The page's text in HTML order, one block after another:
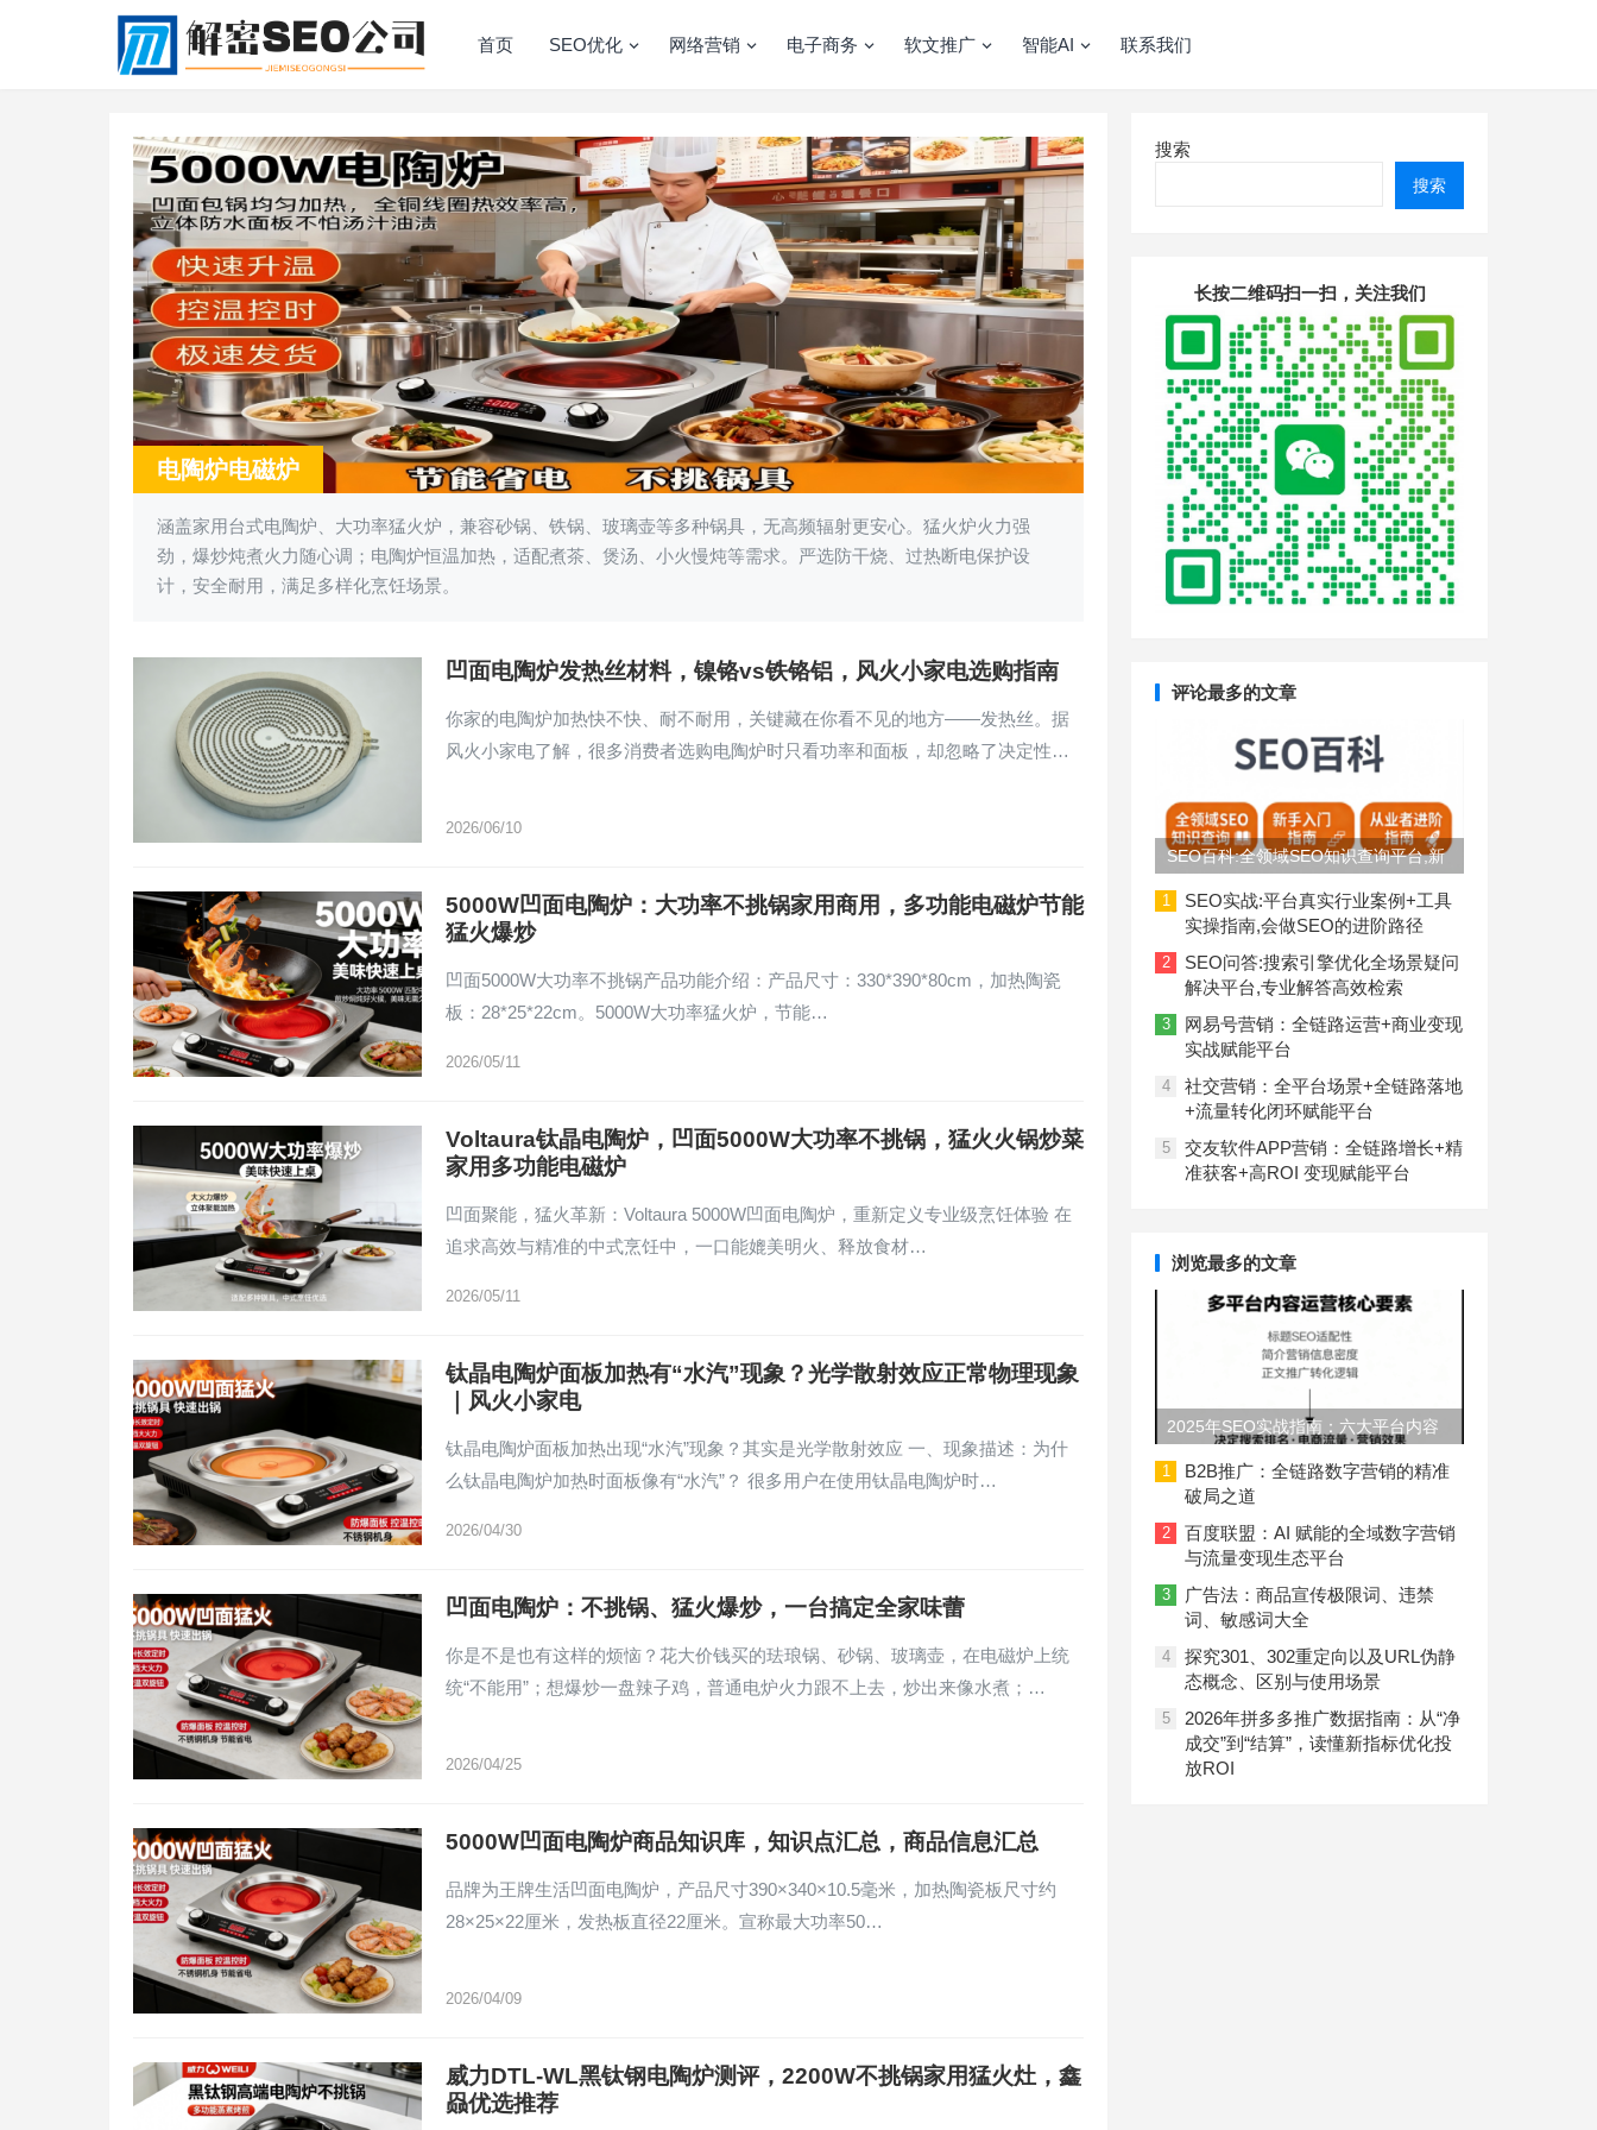
首页 SEO优化 网络营销 电子商务 软文推广 智能AI 联系我们
电陶炉电磁炉
涵盖家用台式电陶炉、大功率猛火炉，兼容砂锅、铁锅、玻璃壶等多种锅具，无高频辐射更安心。猛火炉火力强
劲，爆炒炖煮火力随心调；电陶炉恒温加热，适配煮茶、煲汤、小火慢炖等需求。严选防干烧、过热断电保护设
计，安全耐用，满足多样化烹饪场景。
凹面电陶炉发热丝材料，镍铬vs铁铬铝，风火小家电选购指南
你家的电陶炉加热快不快、耐不耐用，关键藏在你看不见的地方——发热丝。据
风火小家电了解，很多消费者选购电陶炉时只看功率和面板，却忽略了决定性…
2026/06/10
5000W凹面电陶炉：大功率不挑锅家用商用，多功能电磁炉节能
猛火爆炒
凹面5000W大功率不挑锅产品功能介绍：产品尺寸：330*390*80cm，加热陶瓷
板：28*25*22cm。5000W大功率猛火炉，节能…
2026/05/11
Voltaura钛晶电陶炉，凹面5000W大功率不挑锅，猛火火锅炒菜
家用多功能电磁炉
凹面聚能，猛火革新：Voltaura 5000W凹面电陶炉，重新定义专业级烹饪体验 在
追求高效与精准的中式烹饪中，一口能媲美明火、释放食材…
2026/05/11
钛晶电陶炉面板加热有“水汽”现象？光学散射效应正常物理现象
｜风火小家电
钛晶电陶炉面板加热出现“水汽”现象？其实是光学散射效应 一、现象描述：为什
么钛晶电陶炉加热时面板像有“水汽”？ 很多用户在使用钛晶电陶炉时…
2026/04/30
凹面电陶炉：不挑锅、猛火爆炒，一台搞定全家味蕾
你是不是也有这样的烦恼？花大价钱买的珐琅锅、砂锅、玻璃壶，在电磁炉上统
统“不能用”；想爆炒一盘辣子鸡，普通电炉火力跟不上去，炒出来像水煮；…
2026/04/25
5000W凹面电陶炉商品知识库，知识点汇总，商品信息汇总
品牌为王牌生活凹面电陶炉，产品尺寸390×340×10.5毫米，加热陶瓷板尺寸约
28×25×22厘米，发热板直径22厘米。宣称最大功率50…
2026/04/09
威力DTL-WL黑钛钢电陶炉测评，2200W不挑锅家用猛火灶，鑫
赑优选推荐
搜索
搜索
长按二维码扫一扫，关注我们
评论最多的文章
SEO百科:全领域SEO知识查询平台,新
手入门到从业者进阶指南
1
SEO实战:平台真实行业案例+工具
实操指南,会做SEO的进阶路径
2
SEO问答:搜索引擎优化全场景疑问
解决平台,专业解答高效检索
3
网易号营销：全链路运营+商业变现
实战赋能平台
4
社交营销：全平台场景+全链路落地
+流量转化闭环赋能平台
5
交友软件APP营销：全链路增长+精
准获客+高ROI 变现赋能平台
浏览最多的文章
2025年SEO实战指南：六大平台内容
长度与结构规范
1
B2B推广：全链路数字营销的精准
破局之道
2
百度联盟：AI 赋能的全域数字营销
与流量变现生态平台
3
广告法：商品宣传极限词、违禁
词、敏感词大全
4
探究301、302重定向以及URL伪静
态概念、区别与使用场景
5
2026年拼多多推广数据指南：从“净
成交”到“结算”，读懂新指标优化投
放ROI